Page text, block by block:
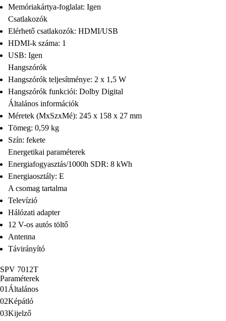
Memóriakártya-foglalat: Igen
Csatlakozók
Elérhető csatlakozók: HDMI/USB
HDMI-k száma: 1
USB: Igen
Hangszórók
Hangszórók teljesítménye: 2 x 1,5 W
Hangszórók funkciói: Dolby Digital
Általános információk
Méretek (MxSzxMé): 245 x 158 x 27 mm
Tömeg: 0,59 kg
Szín: fekete
Energetikai paraméterek
Energiafogyasztás/1000h SDR: 8 kWh
Energiaosztály: E
A csomag tartalma
Televízió
Hálózati adapter
12 V-os autós töltő
Antenna
Távirányító
SPV 7012T
Paraméterek
01 Általános
02Képátló
03Kijelző